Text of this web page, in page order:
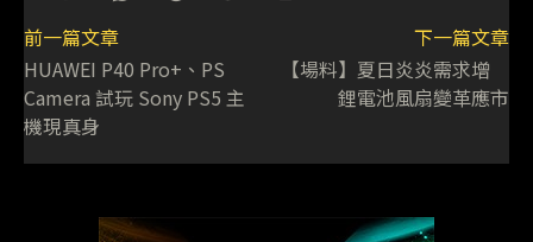
前一篇文章
HUAWEI P40 Pro+、PS
Camera 試玩 Sony PS5 主
機現真身
下一篇文章
【場料】夏日炎炎需求增
鋰電池風扇變革應市